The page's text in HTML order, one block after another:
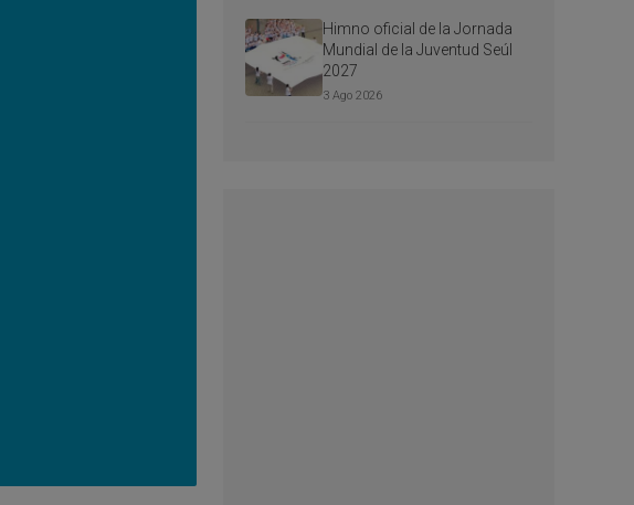
Himno oficial de la Jornada
Mundial de la Juventud Seúl
2027
3 Ago 2026